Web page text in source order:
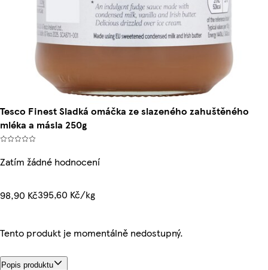
Tesco Finest Sladká omáčka ze slazeného zahuštěného
mléka a másla 250g
Zatím žádné hodnocení
98,90 Kč395,60 Kč/kg
Tento produkt je momentálně nedostupný.
Popis produktu